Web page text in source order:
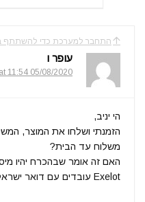
התחבר למערכת כדי להשתתף
עופר ו
05/08/2020 at 11:54
הי יניב,
משלוח עד הבית?
האם זה אומר שבהכרח יהיו
Exelot עובדים עם דואר ישראל?